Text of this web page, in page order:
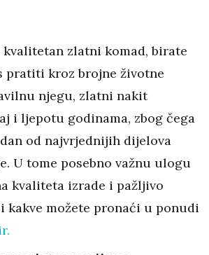
kvalitetan zlatni komad, birate
pratiti kroz brojne životne
njegu, zlatni nakit
i ljepotu godinama, zbog čega
od najvrjednijih dijelova
U tome posebno važnu ulogu
kvaliteta izrade i pažljivo
kakve možete pronaći u ponudi
.